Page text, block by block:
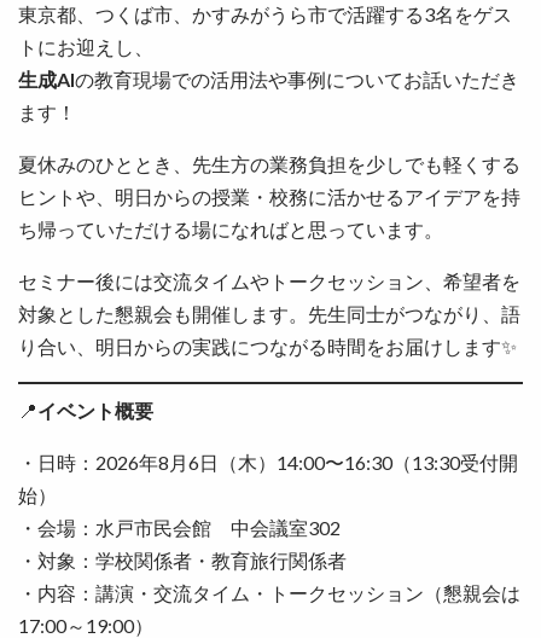
東京都、つくば市、かすみがうら市で活躍する3名をゲス
トにお迎えし、
生成AIの教育現場での活用法や事例についてお話いただき
ます！
夏休みのひととき、先生方の業務負担を少しでも軽くする
ヒントや、明日からの授業・校務に活かせるアイデアを持
ち帰っていただける場になればと思っています。
セミナー後には交流タイムやトークセッション、希望者を
対象とした懇親会も開催します。先生同士がつながり、語
り合い、明日からの実践につながる時間をお届けします✨
📍イベント概要
・日時：2026年8月6日（木）14:00〜16:30（13:30受付開
始）
・会場：水戸市民会館 中会議室302
・対象：学校関係者・教育旅行関係者
・内容：講演・交流タイム・トークセッション（懇親会は
17:00～19:00）